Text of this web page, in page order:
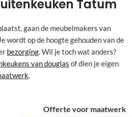
Tatum
gaan de meubelmakers van
wordt op de hoogte gehouden van de
bezorging. Wil je toch wat anders?
van douglas of dien je eigen
.
Offerte voor maatwerk